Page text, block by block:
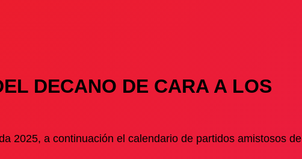
DECANO DE CARA A LOS
2025, a continuación el calendario de partidos amistosos de